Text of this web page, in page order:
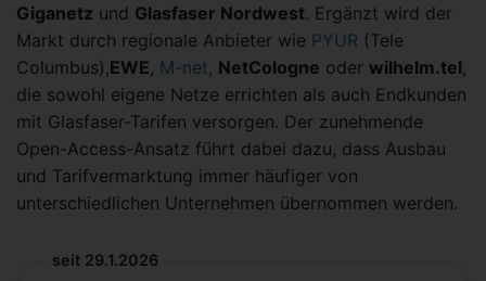
Giganetz und Glasfaser Nordwest. Ergänzt wird der
Markt durch regionale Anbieter wie PYUR (Tele
Columbus),EWE, M-net, NetCologne oder wilhelm.tel,
die sowohl eigene Netze errichten als auch Endkunden
mit Glasfaser-Tarifen versorgen. Der zunehmende
Open-Access-Ansatz führt dabei dazu, dass Ausbau
und Tarifvermarktung immer häufiger von
unterschiedlichen Unternehmen übernommen werden.
seit 29.1.2026